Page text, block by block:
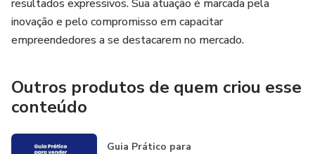
resultados expressivos. Sua atuação é marcada pela
inovação e pelo compromisso em capacitar
empreendedores a se destacarem no mercado.
Outros produtos de quem criou esse
conteúdo
Guia Prático para